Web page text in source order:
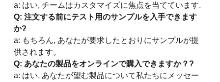
a: はい, チームはカスタマイズに焦点を当てています.
Q: 注文する前にテスト用のサンプルを入手できます
か?
a: もちろん, あなたが要求したとおりにサンプルが提
供されます。
Q: あなたの製品をオンラインで購入できますか？?
a: はい, あなたが望む製品について私たちにメッセー